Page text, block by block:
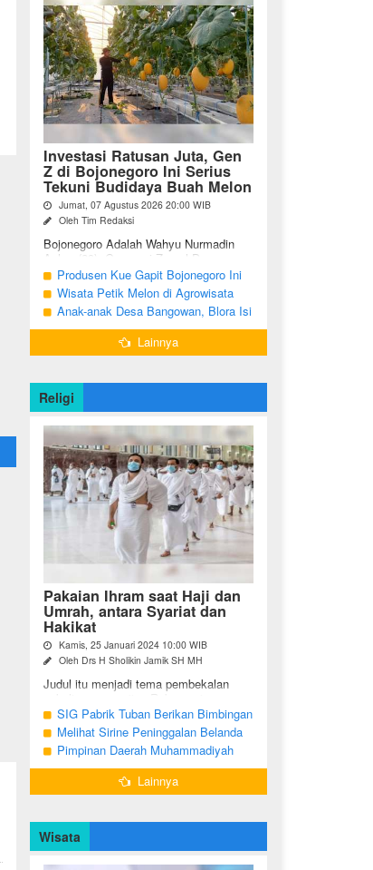
Investasi Ratusan Juta, Gen
Z di Bojonegoro Ini Serius
Tekuni Budidaya Buah Melon
Jumat, 07 Agustus 2026 20:00 WIB
Oleh Tim Redaksi
Bojonegoro Adalah Wahyu Nurmadin
Azhar (23), Generasi Z asal Desa
Sumodikaran RT 004 RW 002,
Kecamatan Dander, Kabupaten
Bojonegoro, Jawa ...
Produsen Kue Gapit Bojonegoro Ini
Banjir Pesanan Hingga Puluhan Juta
di Bulan Ramadan
Wisata Petik Melon di Agrowisata
Girli Farm Blora, Tak Sampai 5 Hari
Sudah Ludes Terjual
Anak-anak Desa Bangowan, Blora Isi
Waktu Jelang Buka Puasa dengan
Latihan GamelanLainnya
Religi
Pakaian Ihram saat Haji dan
Umrah, antara Syariat dan
Hakikat
Kamis, 25 Januari 2024 10:00 WIB
Oleh Drs H Sholikin Jamik SH MH
Judul itu menjadi tema pembekalan
(24/01/2024) di Masjid Nabawi al
Munawaroh, Madinah, kepada jemaah
umrah dari ...
SIG Pabrik Tuban Berikan Bimbingan
Manasik Haji kepada CJH Kabupaten
Tuban
Melihat Sirine Peninggalan Belanda
Penanda Buka Puasa di Pendopo
Bupati Blora
Pimpinan Daerah Muhammadiyah
Bojonegoro Akan Gelar Salat
Iduladha 9 Juli 2022
Lainnya
Wisata